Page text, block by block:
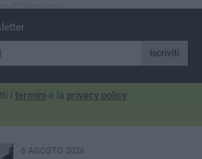
d'intervento
Iscriviti
i termini e la privacy policy
6 AGOSTO 2026